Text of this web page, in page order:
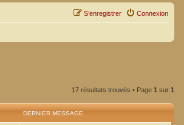
Connexion
S’enregistrer
17 résultats trouvés • Page 1 sur 1
DERNIER MESSAGE